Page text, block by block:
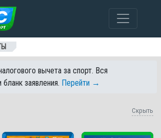
вычета за спорт. Вся
заявления. Перейти →
Скрыть